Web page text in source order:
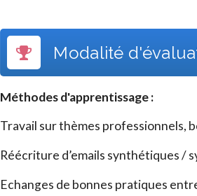
Modalité
Méthodes d'apprentissage :
Travail sur thèmes professionnels,
Réécriture d’emails synthétiques /
Echanges de bonnes pratiques